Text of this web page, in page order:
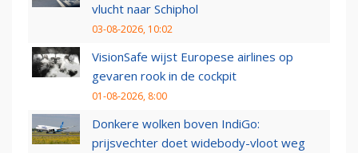
vlucht naar Schiphol
03-08-2026, 10:02
VisionSafe wijst Europese airlines op
gevaren rook in de cockpit
01-08-2026, 8:00
Donkere wolken boven IndiGo:
prijsvechter doet widebody-vloot weg